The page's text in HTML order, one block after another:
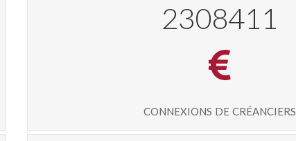
2465615
connexions de créanciers